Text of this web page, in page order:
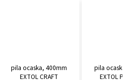
pila ocaska, 400mm
EXTOL PREMIUM